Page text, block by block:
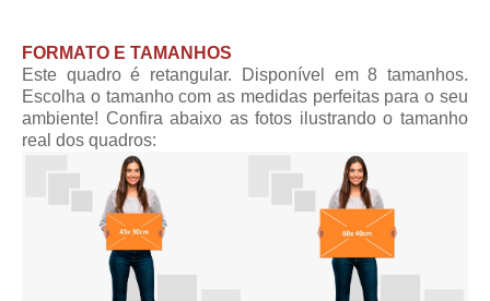
FORMATO E TAMANHOS
Este quadro é retangular. Disponível em 8 tamanhos.
Escolha o tamanho com as medidas perfeitas para o seu
ambiente! Confira abaixo as fotos ilustrando o tamanho
real dos quadros: